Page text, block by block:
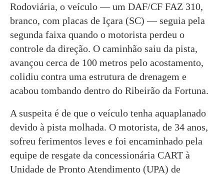
Rodoviária, o veículo — um DAF/CF FAZ 310,
branco, com placas de Içara (SC) — seguia pela
segunda faixa quando o motorista perdeu o
controle da direção. O caminhão saiu da pista,
avançou cerca de 100 metros pelo acostamento,
colidiu contra uma estrutura de drenagem e
acabou tombando dentro do Ribeirão da Fortuna.
A suspeita é de que o veículo tenha aquaplanado
devido à pista molhada. O motorista, de 34 anos,
sofreu ferimentos leves e foi encaminhado pela
equipe de resgate da concessionária CART à
Unidade de Pronto Atendimento (UPA) de